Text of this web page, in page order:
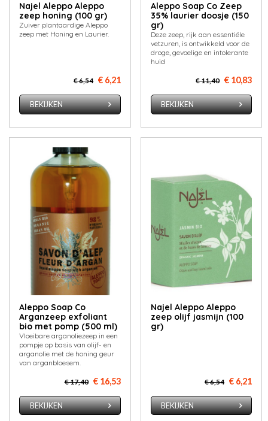
Najel Aleppo Aleppo
zeep honing (100 gr)
Zuiver plantaardige Aleppo
zeep met Honing en Laurier.
€ 6,54 € 6,21
BEKIJKEN
Aleppo Soap Co Zeep
35% laurier doosje (150
gr)
Deze zeep, rijk aan essentiële
vetzuren, is ontwikkeld voor de
droge, gevoelige en intolerante
huid
€ 11,40 € 10,83
BEKIJKEN
Aleppo Soap Co
Arganzeep exfoliant
bio met pomp (500 ml)
Vloeibare arganoliezeep in een
pompje op basis van olijf- en
arganolie met de honing geur
van arganbloesem.
€ 17,40 € 16,53
BEKIJKEN
Najel Aleppo Aleppo
zeep olijf jasmijn (100
gr)
€ 6,54 € 6,21
BEKIJKEN